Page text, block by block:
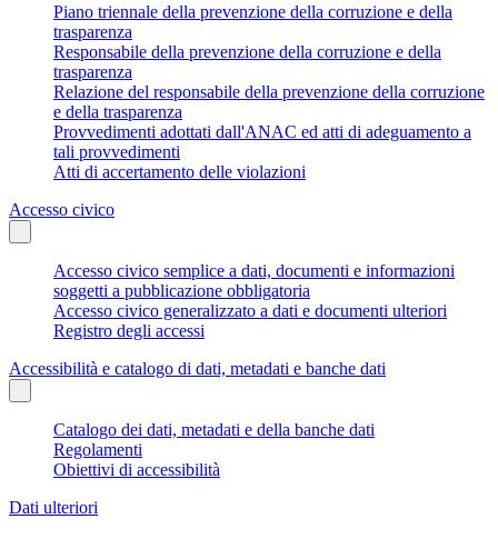
Piano triennale della prevenzione della corruzione e della
trasparenza
Responsabile della prevenzione della corruzione e della
trasparenza
Relazione del responsabile della prevenzione della corruzione
e della trasparenza
Provvedimenti adottati dall'ANAC ed atti di adeguamento a
tali provvedimenti
Atti di accertamento delle violazioni
Accesso civico
Accesso civico semplice a dati, documenti e informazioni
soggetti a pubblicazione obbligatoria
Accesso civico generalizzato a dati e documenti ulteriori
Registro degli accessi
Accessibilità e catalogo di dati, metadati e banche dati
Catalogo dei dati, metadati e della banche dati
Regolamenti
Obiettivi di accessibilità
Dati ulteriori